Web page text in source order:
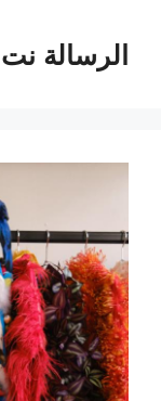
المحتوىالرسالة نت